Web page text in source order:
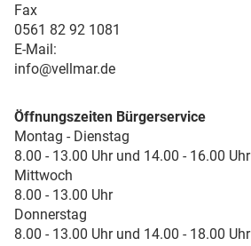
Fax
0561 82 92 1081
E-Mail:
info@vellmar.de
Öffnungszeiten Bürgerservice
Montag - Dienstag
8.00 - 13.00 Uhr und 14.00 - 16.00 Uhr
Mittwoch
8.00 - 13.00 Uhr
Donnerstag
8.00 - 13.00 Uhr und 14.00 - 18.00 Uhr